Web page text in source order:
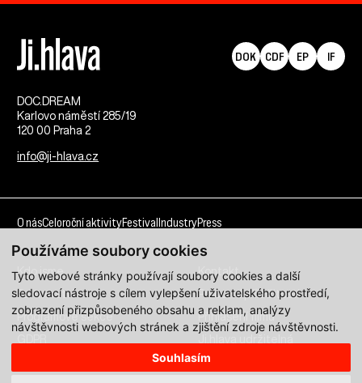
Používáme soubory cookies
Tyto webové stránky používají soubory cookies a další
sledovací nástroje s cílem vylepšení uživatelského prostředí,
zobrazení přizpůsobeného obsahu a reklam, analýzy
návštěvnosti webových stránek a zjištění zdroje návštěvnosti.
Souhlasím
DOC.DREAM​
Karlovo náměstí 285/19
120 00 Praha 2
info@ji-hlava.cz
DOK CDF EP IF
O násCeloroční aktivityFestival IndustryPress
Kdo jsme
Kontakt
Partnerství
Pracovní příležitosti
Programové sekce
Přihlášení filmu